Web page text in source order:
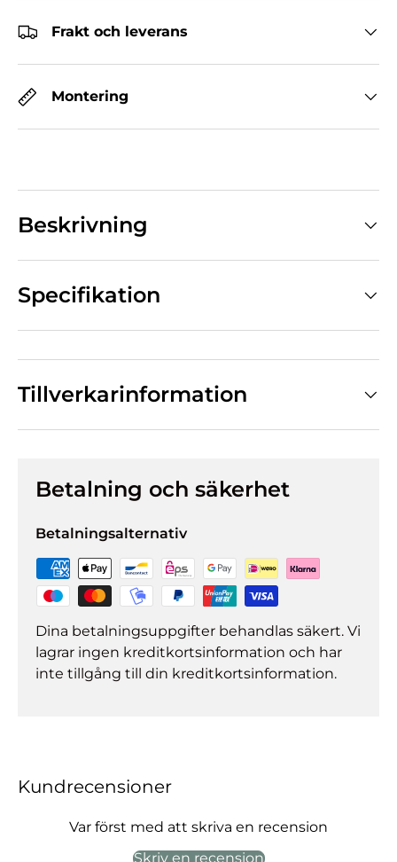
Frakt och leverans
Montering
Beskrivning
Specifikation
Tillverkarinformation
Betalning och säkerhet
Betalningsalternativ
Dina betalningsuppgifter behandlas säkert. Vi
lagrar ingen kreditkortsinformation och har
inte tillgång till din kreditkortsinformation.
Kundrecensioner
Var först med att skriva en recension
Skriv en recension